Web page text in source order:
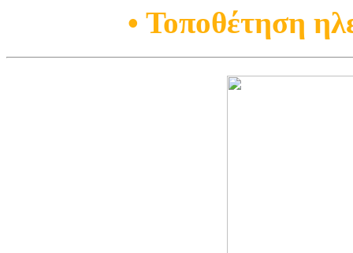
• Τοποθέτηση